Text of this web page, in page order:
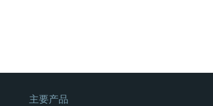
主要产品